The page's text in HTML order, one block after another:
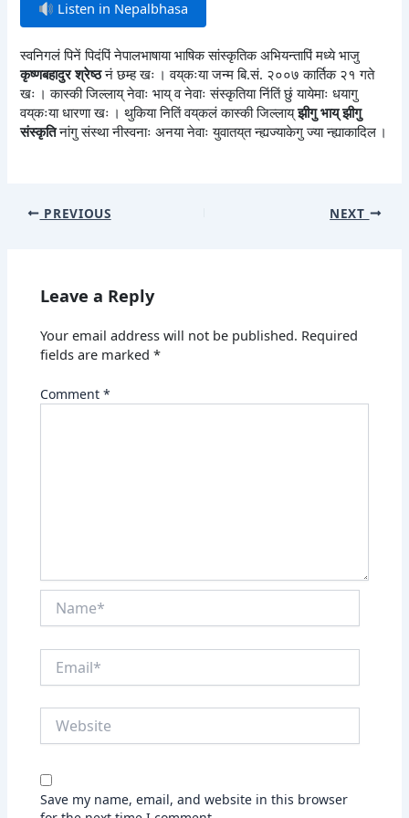
Listen in Nepalbhasa
स्वनिगलं पिनें पिदंपिं नेपालभाषाया भाषिक सांस्कृतिक अभियन्तापिं मध्ये भाजु
कृष्णबहादुर श्रेष्ठनं छम्ह खः । वय्‌कःया जन्म बि.सं. २००७ कार्तिक २१ गते
खः । कास्की जिल्लाय् नेवाः भाय् व नेवाः संस्कृतिया निंतिं छुं यायेमाः धयागु
वय्‌कःया धारणा खः । थुकिया नितिं वय्‌कलं कास्की जिल्लाय्झीगु भाय् झीगु
संस्कृतिनांगु संस्था नीस्वनाः अनया नेवाः युवातय्‌त न्ह्यज्याकेगु ज्या न्ह्याकादिल ।
PREVIOUS NEXT
Leave a Reply
Your email address will not be published. Required
fields are marked*
Comment*
Save my name, email, and website in this browser